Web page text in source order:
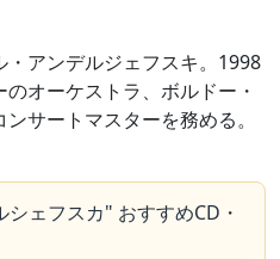
アンデルジェフスキ。1998
オーケストラ、ボルドー・
サートマスターを務める。
ェフスカ" おすすめCD・